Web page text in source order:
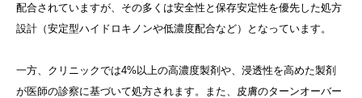
配合されていますが、その多くは安全性と保存安定性を優先した処方
設計（安定型ハイドロキノンや低濃度配合など）となっています。
一方、クリニックでは4%以上の高濃度製剤や、浸透性を高めた製剤
が医師の診察に基づいて処方されます。また、皮膚のターンオーバー